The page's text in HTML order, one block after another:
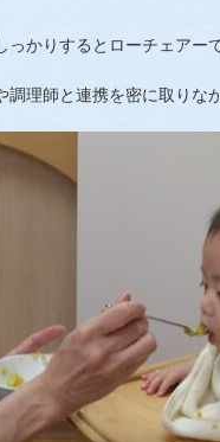
っかりするとローチェアー
調理師と連携を密に取りな